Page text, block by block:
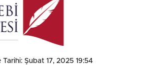
Tarihi: Şubat 17, 2025 19:54